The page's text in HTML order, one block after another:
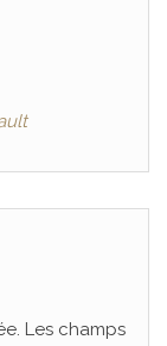
Les champs